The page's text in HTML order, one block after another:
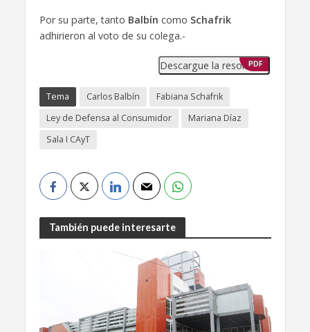
Por su parte, tanto Balbín como Schafrik
adhirieron al voto de su colega.-
Descargue la resolución
PDF
Tema Carlos Balbín
Fabiana Schafrik
Ley de Defensa al Consumidor
Mariana Díaz
Sala I CAyT
También puede interesarte